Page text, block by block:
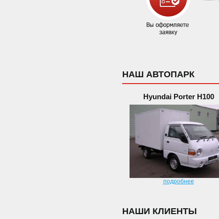
НАШ АВТОПАРК
Hyundai Porter H100
подробнее
НАШИ КЛИЕНТЫ